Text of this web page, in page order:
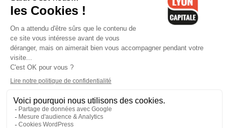
Contactez-nous-Mentions légales-CGV-Politique de
confidentialité-Gestion des cookies